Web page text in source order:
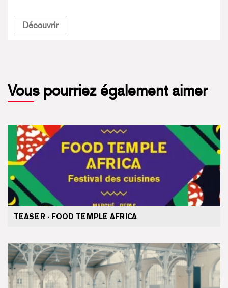
DécouvrirFood Temple Méditerranée
Vous pourriez également aimer
TEASER · FOOD TEMPLE AFRICA